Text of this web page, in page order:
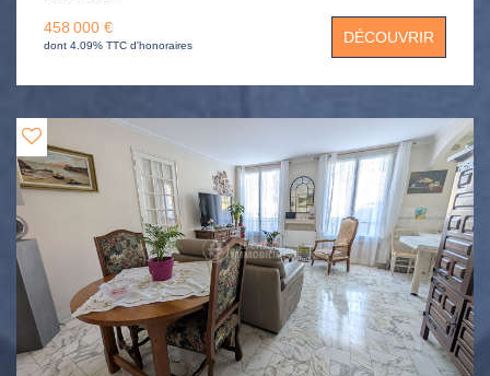
indépendante aménagée, de deux chambres lumineuses,
d'une salle de bains, d'une suite parentale avec dressing
et salle de bains privative, ainsi que de nombreux
rangements. Parking et cave et stationnement libre dans
458 000 €
dont 4.09% TTC d'honoraires DÉCOUVRIR